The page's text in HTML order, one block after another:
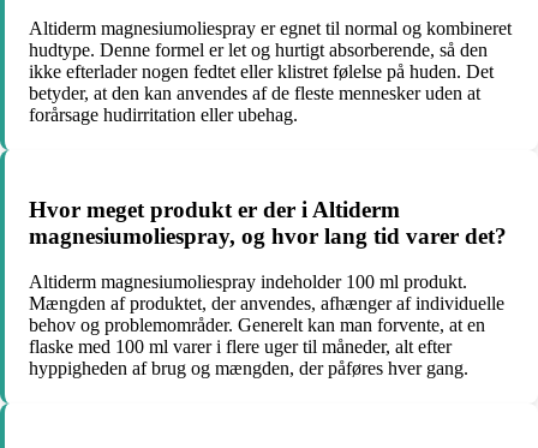
Altiderm magnesiumoliespray er egnet til normal og kombineret
hudtype. Denne formel er let og hurtigt absorberende, så den
ikke efterlader nogen fedtet eller klistret følelse på huden. Det
betyder, at den kan anvendes af de fleste mennesker uden at
forårsage hudirritation eller ubehag.
Hvor meget produkt er der i Altiderm
magnesiumoliespray, og hvor lang tid varer det?
Altiderm magnesiumoliespray indeholder 100 ml produkt.
Mængden af produktet, der anvendes, afhænger af individuelle
behov og problemområder. Generelt kan man forvente, at en
flaske med 100 ml varer i flere uger til måneder, alt efter
hyppigheden af brug og mængden, der påføres hver gang.